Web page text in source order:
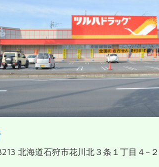
北海道石狩市花川北３条１丁目４−２